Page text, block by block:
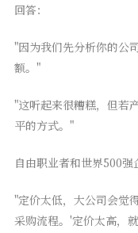
回答：
"因为我们先分析你的公
额。"
"这听起来很糟糕，但若
平的方式。"
自由职业者和世界500强
"定价太低，大公司会觉
采购流程。'定价太高，